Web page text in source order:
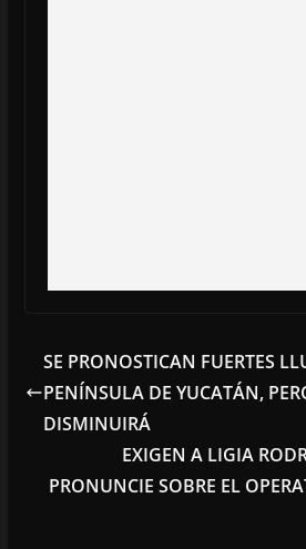
SE PRONOSTICAN FUERTES
PENÍNSULA DE YUCATÁN,
DISMINUIRÁ
EXIGEN A LIGIA
PRONUNCIE SOBRE EL